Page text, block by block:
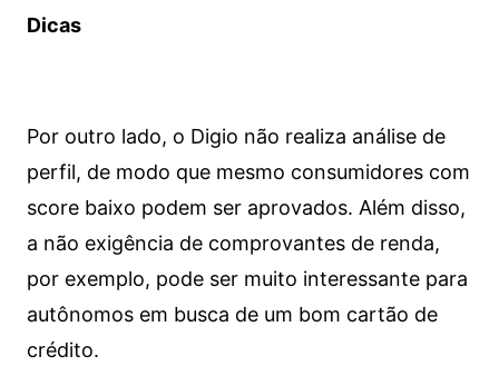
Dicas
Por outro lado, o Digio não realiza análise de
perfil, de modo que mesmo consumidores com
score baixo podem ser aprovados. Além disso,
a não exigência de comprovantes de renda,
por exemplo, pode ser muito interessante para
autônomos em busca de um bom cartão de
crédito.